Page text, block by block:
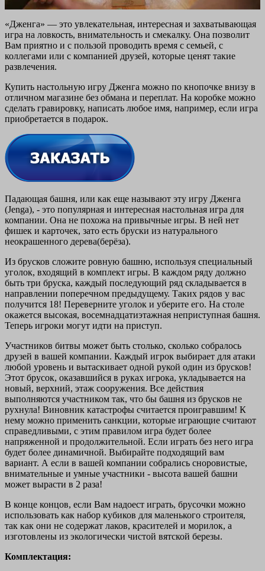
«Дженга» — это увлекательная, интересная и захватывающая
игра на ловкость, внимательность и смекалку. Она позволит
Вам приятно и с пользой проводить время с семьей, с
коллегами или с компанией друзей, которые ценят такие
развлечения.
Купить настольную игру Дженга можно по кнопочке внизу в
отличном магазине без обмана и переплат. На коробке можно
сделать гравировку, написать любое имя, например, если игра
приобретается в подарок.
Падающая башня, или как еще называют эту игру Дженга
(Jenga), - это популярная и интересная настольная игра для
компании. Она не похожа на привычные игры. В ней нет
фишек и карточек, зато есть бруски из натурального
неокрашенного дерева(берёза).
Из брусков сложите ровную башню, используя специальный
уголок, входящий в комплект игры. В каждом ряду должно
быть три бруска, каждый последующий ряд складывается в
направлении поперечном предыдущему. Таких рядов у вас
получится 18! Переверните уголок и уберите его. На столе
окажется высокая, восемнадцатиэтажная неприступная башня.
Теперь игроки могут идти на приступ.
Участников битвы может быть столько, сколько собралось
друзей в вашей компании. Каждый игрок выбирает для атаки
любой уровень и вытаскивает одной рукой один из брусков!
Этот брусок, оказавшийся в руках игрока, укладывается на
новый, верхний, этаж сооружения. Все действия
выполняются участником так, что бы башня из брусков не
рухнула! Виновник катастрофы считается проигравшим! К
нему можно применить санкции, которые играющие считают
справедливыми, с этим правилом игра будет более
напряженной и продолжительной. Если играть без него игра
будет более динамичной. Выбирайте подходящий вам
вариант. А если в вашей компании собрались сноровистые,
внимательные и умные участники - высота вашей башни
может вырасти в 2 раза!
В конце концов, если Вам надоест играть, брусочки можно
использовать как набор кубиков для маленького строителя,
так как они не содержат лаков, красителей и морилок, а
изготовлены из экологически чистой вятской березы.
Комплектация: